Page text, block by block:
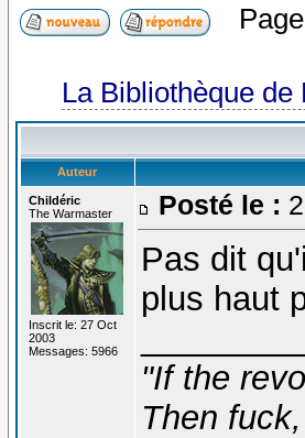
Page
La Bibliothèque
Auteur
Childéric
The Warmaster
Inscrit le: 27 Oct
2003
Messages: 5966
Posté le :
Pas dit
plus haut
"If the
Then